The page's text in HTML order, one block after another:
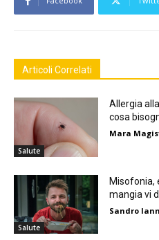
Articoli Correlati
Salute
Allergia
cosa
Mara
Salute
Misofonia,
mangia vi
Sandro